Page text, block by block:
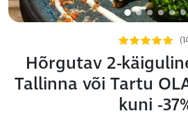
Hõrgutav 2-
Tallinna või Tartu
kuni -